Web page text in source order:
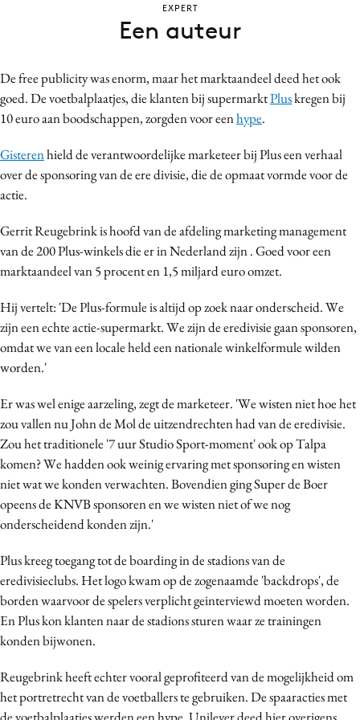
Contentmarketing
Craft
Data & Insights
Design
Diversiteit
Effectiviteit
Gedragsverandering
Influencer marketing
Interne communicatie
Martech
Media
Merkstrategie
PR
Programmatic
Purpose Marketing
Reputatie & crisis
De free publicity was enorm, maar het marktaandeel deed het ook
goed. De voetbalplaatjes, die klanten bij supermarktPluskregen bij
10 euro aan boodschappen, zorgden voor eenhype.
Gisterenhield de verantwoordelijke marketeer bij Plus een verhaal
over de sponsoring van de ere divisie, die de opmaat vormde voor de
actie.
Gerrit Reugebrink is hoofd van de afdeling marketing management
van de 200 Plus-winkels die er in Nederland zijn . Goed voor een
marktaandeel van 5 procent en 1,5 miljard euro omzet.
Hij vertelt: 'De Plus-formule is altijd op zoek naar onderscheid. We
zijn een echte actie-supermarkt. We zijn de eredivisie gaan sponsoren,
omdat we van een locale held een nationale winkelformule wilden
worden.'
Er was wel enige aarzeling, zegt de marketeer. 'We wisten niet hoe het
zou vallen nu John de Mol de uitzendrechten had van de eredivisie.
Zou het traditionele '7 uur Studio Sport-moment' ook op Talpa
komen? We hadden ook weinig ervaring met sponsoring en wisten
niet wat we konden verwachten. Bovendien ging Super de Boer
opeens de KNVB sponsoren en we wisten niet of we nog
onderscheidend konden zijn.'
Plus kreeg toegang tot de boarding in de stadions van de
eredivisieclubs. Het logo kwam op de zogenaamde 'backdrops', de
borden waarvoor de spelers verplicht geinterviewd moeten worden.
En Plus kon klanten naar de stadions sturen waar ze trainingen
konden bijwonen.
Reugebrink heeft echter vooral geprofiteerd van de mogelijkheid om
het portretrecht van de voetballers te gebruiken. De spaaracties met
EXPERT
Een auteur